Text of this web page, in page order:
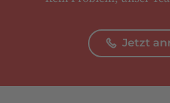
Jetzt